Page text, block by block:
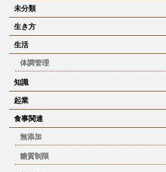
未分類
生き方
生活
体調管理
知識
起業
食事関連
無添加
糖質制限